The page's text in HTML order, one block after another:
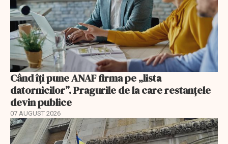
Când îți pune ANAF firma pe „lista
datornicilor”. Pragurile de la care restanțele
devin publice
07 AUGUST 2026